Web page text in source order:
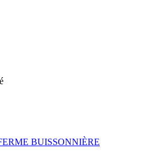
BUISSONNIÈRE